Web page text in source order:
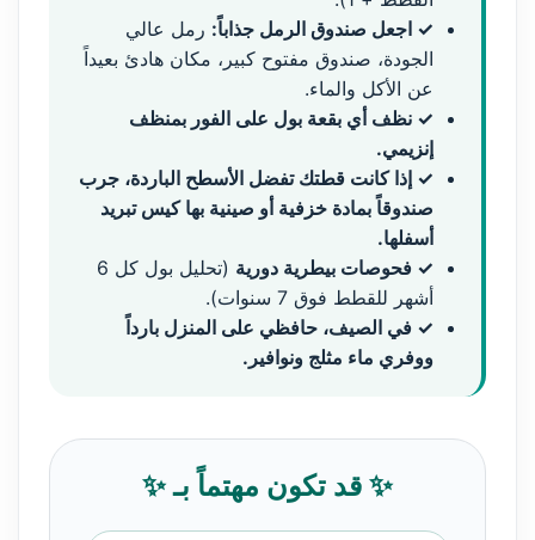
✓ اجعل صندوق الرمل جذاباً: رمل عالي
الجودة، صندوق مفتوح كبير، مكان هادئ بعيداً
عن الأكل والماء.
✓ نظف أي بقعة بول على الفور بمنظف
إنزيمي.
✓ إذا كانت قطتك تفضل الأسطح الباردة، جرب
صندوقاً بمادة خزفية أو صينية بها كيس تبريد
أسفلها.
✓ فحوصات بيطرية دورية
(تحليل بول كل 6
أشهر للقطط فوق 7 سنوات).
✓ في الصيف، حافظي على المنزل بارداً
ووفري ماء مثلج ونوافير.
✨ قد تكون مهتماً بـ ✨